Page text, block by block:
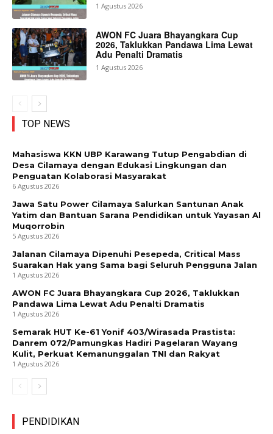
1 Agustus 2026
AWON FC Juara Bhayangkara Cup
2026, Taklukkan Pandawa Lima Lewat
Adu Penalti Dramatis
1 Agustus 2026
TOP NEWS
Mahasiswa KKN UBP Karawang Tutup Pengabdian di
Desa Cilamaya dengan Edukasi Lingkungan dan
Penguatan Kolaborasi Masyarakat
6 Agustus 2026
Jawa Satu Power Cilamaya Salurkan Santunan Anak
Yatim dan Bantuan Sarana Pendidikan untuk Yayasan Al
Muqorrobin
5 Agustus 2026
Jalanan Cilamaya Dipenuhi Pesepeda, Critical Mass
Suarakan Hak yang Sama bagi Seluruh Pengguna Jalan
1 Agustus 2026
AWON FC Juara Bhayangkara Cup 2026, Taklukkan
Pandawa Lima Lewat Adu Penalti Dramatis
1 Agustus 2026
Semarak HUT Ke-61 Yonif 403/Wirasada Prastista:
Danrem 072/Pamungkas Hadiri Pagelaran Wayang
Kulit, Perkuat Kemanunggalan TNI dan Rakyat
1 Agustus 2026
PENDIDIKAN